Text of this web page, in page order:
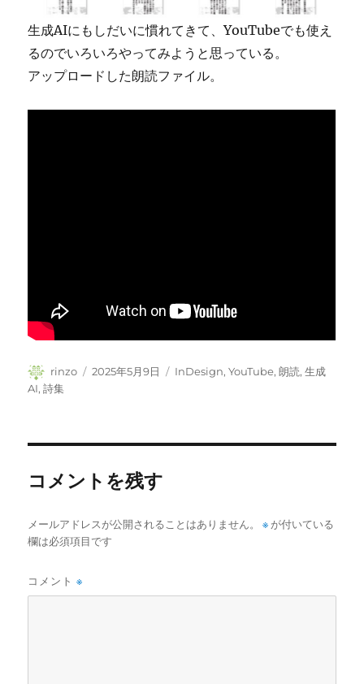
生成AIにもしだいに慣れてきて、YouTubeでも使え
るのでいろいろやってみようと思っている。
アップロードした朗読ファイル。
投
稿
rinzo
投
2025年5月9日
カ
InDesign,YouTube,朗読,生成
AI,詩集
コメントを残す
メールアドレスが公開されることはありません。 ※ が付いている
欄は必須項目です
コメント※